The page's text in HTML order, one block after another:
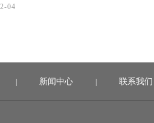
04
新闻中心 联系我们